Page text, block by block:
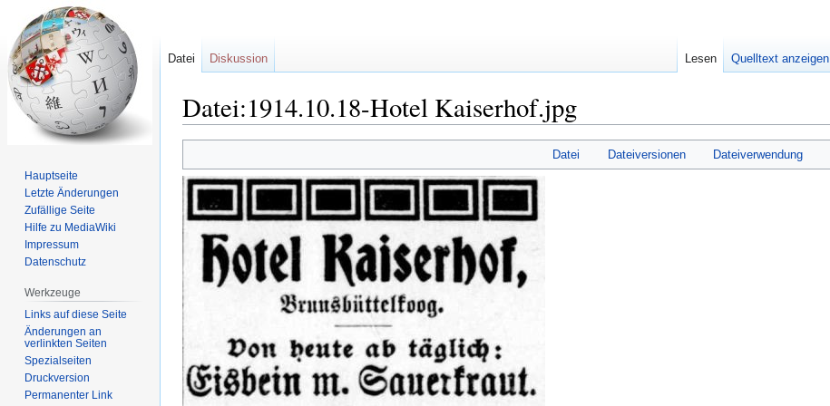
Datei:1914.10.18-Hotel Kaiserhof.jpg
Navigation
springen
Suche
springen
Datei Dateiversionen Dateiverwendung
Datei Diskussion Lesen Quelltext anzeigen
Hauptseite
Letzte Änderungen
Zufällige Seite
Hilfe zu MediaWiki
Impressum
Datenschutz
Werkzeuge
Links auf diese Seite
Änderungen an
verlinkten Seiten
Spezialseiten
Druckversion
Permanenter Link